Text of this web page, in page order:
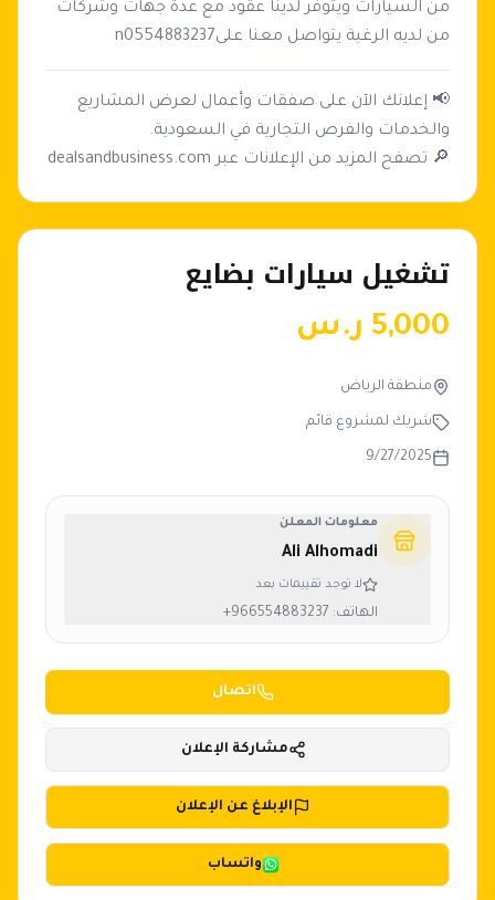
من لديه الرغبة يتواصل معنا علىn0554883237
📢 إعلانك الآن على صفقات وأعمال لعرض المشاريع
🔎 تصفح المزيد من الإعلانات عبر dealsandbusiness.com
تشغيل سيارات بضايع
5,000 ر.س
منطقة الرياض
شريك لمشروع قائم
9/27/2025
معلومات المعلن
Ali Alhomadi
لا توجد تقييمات بعد
الهاتف: +966554883237
اتصال
مشاركة الإعلان
الإبلاغ عن الإعلان
واتساب